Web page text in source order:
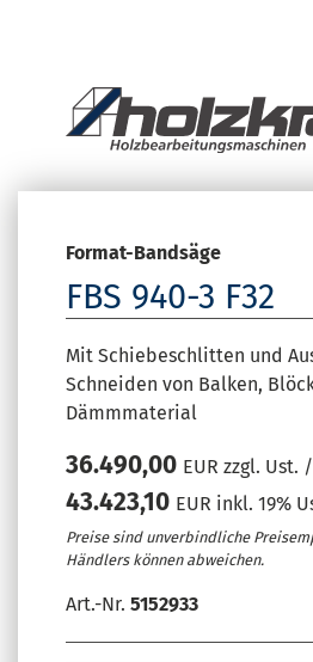
Format-Bandsäge
FBS 940-3 F32
Mit Schiebeschlitten und
Schneiden von Balken,
Dämmmaterial
36.490,00 EUR zzgl. Ust.
43.423,10 EUR inkl. 19%
Preise sind unverbindliche
Händlers können abweichen.
Art.-Nr. 5152933